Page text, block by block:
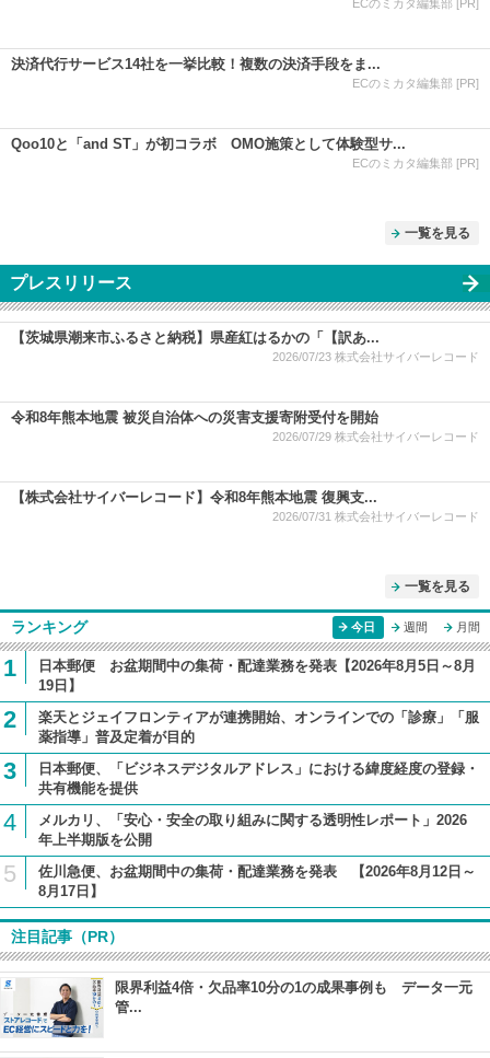
ECのミカタ編集部 [PR]
決済代行サービス14社を一挙比較！複数の決済手段をま...
ECのミカタ編集部 [PR]
Qoo10と「and ST」が初コラボ OMO施策として体験型サ...
ECのミカタ編集部 [PR]
一覧を見る
プレスリリース
【茨城県潮来市ふるさと納税】県産紅はるかの「【訳あ...
2026/07/23 株式会社サイバーレコード
令和8年熊本地震 被災自治体への災害支援寄附受付を開始
2026/07/29 株式会社サイバーレコード
【株式会社サイバーレコード】令和8年熊本地震 復興支...
2026/07/31 株式会社サイバーレコード
一覧を見る
ランキング 今日 週間 月間
1
日本郵便 お盆期間中の集荷・配達業務を発表【2026年8月5日～8月
19日】
2
楽天とジェイフロンティアが連携開始、オンラインでの「診療」「服
薬指導」普及定着が目的
3
日本郵便、「ビジネスデジタルアドレス」における緯度経度の登録・
共有機能を提供
4
メルカリ、「安心・安全の取り組みに関する透明性レポート」2026
年上半期版を公開
5
佐川急便、お盆期間中の集荷・配達業務を発表 【2026年8月12日～
8月17日】
注目記事（PR）
限界利益4倍・欠品率10分の1の成果事例も データ一元
管...